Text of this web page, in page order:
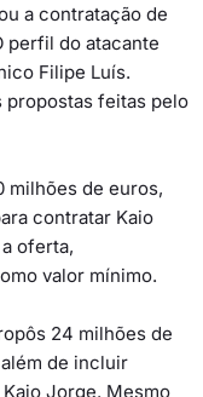
a contratação de
perfil do atacante
Filipe Luís.
propostas feitas pelo
milhões de euros,
contratar Kaio
oferta,
valor mínimo.
24 milhões de
de incluir
Jorge. Mesmo